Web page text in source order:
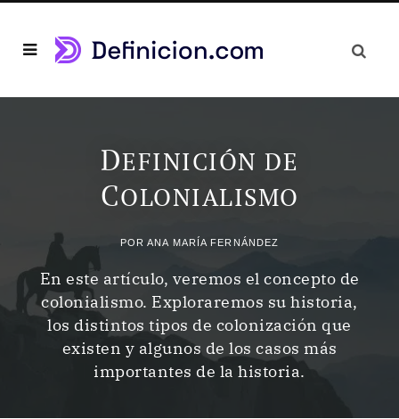
DEFINICIÓN DE
COLONIALISMO
PORANA MARÍA FERNÁNDEZ
En este artículo, veremos el concepto de
colonialismo. Exploraremos su historia,
los distintos tipos de colonización que
existen y algunos de los casos más
importantes de la historia.